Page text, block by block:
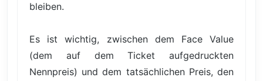
bleiben.
Es ist wichtig, zwischen dem Face Value
(dem auf dem Ticket aufgedruckten
Nennpreis) und dem tatsächlichen Preis, den